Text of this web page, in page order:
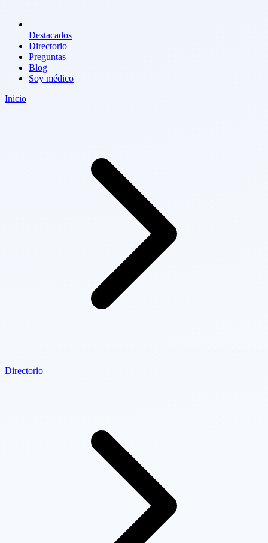
Destacados
Directorio
Preguntas
Blog
Soy médico
Inicio
Directorio